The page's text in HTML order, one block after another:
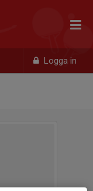
Logga in